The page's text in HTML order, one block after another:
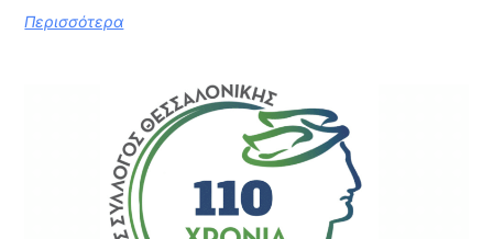
Περισσότερα